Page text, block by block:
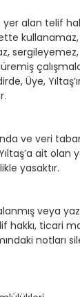
yer alan telif
Üye,
ve veri
ait olan
yasaktır.
veya
ticari
notları